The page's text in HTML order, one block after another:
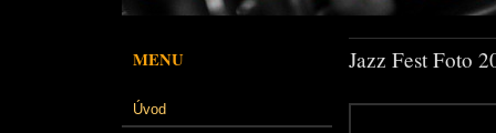
MENU
Úvod
Jazz Fest Foto